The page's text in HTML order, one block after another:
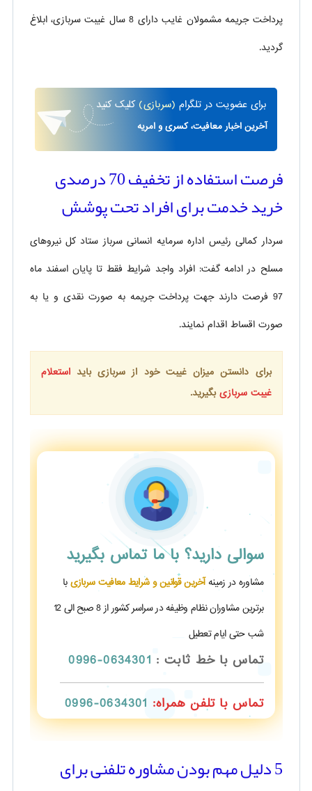
پرداخت جریمه مشمولان غایب دارای 8 سال غیبت سربازی، ابلاغ
گردید.
برای عضویت در تلگرام (سربازی) کلیک کنید
آخرین اخبار معافیت، کسری و امریه
فرصت استفاده از تخفیف 70 درصدی
خرید خدمت برای افراد تحت پوشش
سردار کمالی رئیس اداره سرمایه انسانی سرباز ستاد کل نیروهای
مسلح در ادامه گفت: افراد واجد شرایط فقط تا پایان اسفند ماه
97 فرصت دارند جهت پرداخت جریمه به صورت نقدی و یا به
صورت اقساط اقدام نمایند.
برای دانستن میزان غیبت خود از سربازی بایداستعلام
غیبت سربازیبگیرید.
سوالی دارید؟ با ما تماس بگیرید
مشاوره در زمینهآخرین قوانین و شرایط معافیت سربازیبا
برترین مشاوران نظام وظیفه در سراسر کشور از 8 صبح الی 12
شب حتی ایام تعطیل
تماس با خط ثابت : 0634301-0996
تماس با تلفن همراه: 0634301-0996
5 دلیل مهم بودن مشاوره تلفنی برای